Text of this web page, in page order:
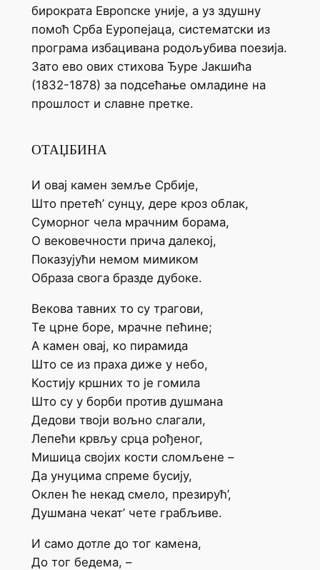
бирократа Европске уније, а уз здушну
помоћ Срба Еуропејаца, систематски из
програма избацивана родољубива поезија.
Зато ево ових стихова Ђуре Јакшића
(1832-1878) за подсећање омладине на
прошлост и славне претке.
ОТАЏБИНА
И овај камен земље Србије,
Што претећ’ сунцу, дере кроз облак,
Суморног чела мрачним борама,
О вековечности прича далекој,
Показујући немом мимиком
Образа свога бразде дубоке.
Векова тавних то су трагови,
Те црне боре, мрачне пећине;
А камен овај, ко пирамида
Што се из праха диже у небо,
Костију кршних то је гомила
Што су у борби против душмана
Дедови твоји вољно слагали,
Лепећи крвљу срца рођеног,
Мишица својих кости сломљене –
Да унуцима спреме бусију,
Оклен ће некад смело, презирућ’,
Душмана чекат’ чете грабљиве.
И само дотле до тог камена,
До тог бедема, –